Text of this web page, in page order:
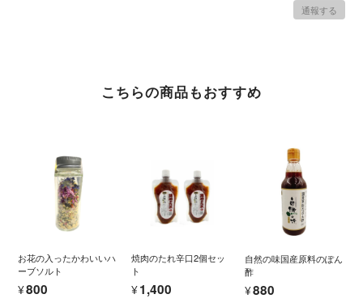
通報する
こちらの商品もおすすめ
お花の入ったかわいいハ
ーブソルト
¥800
焼肉のたれ辛口2個セッ
ト
¥1,400
自然の味国産原料のぽん
酢
¥880